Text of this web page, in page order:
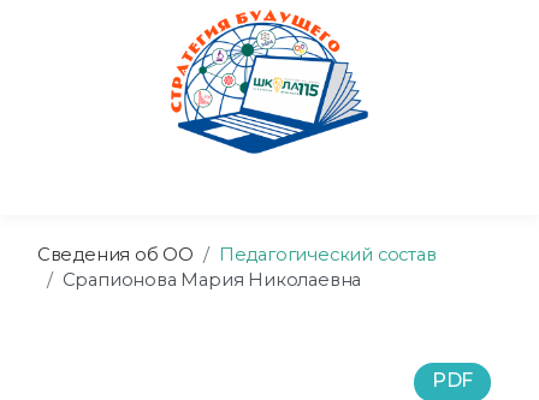
Сведения об ОО
Педагогический состав
Срапионова Мария Николаевна
PDF